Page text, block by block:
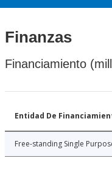
Finanzas
Financiamiento
Entidad De
Free-standing Single